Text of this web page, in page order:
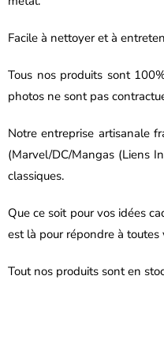
métal.
Facile à nettoyer et à
Tous nos produits sont
photos ne sont pas
Notre entreprise artisanale
(Marvel/DC/Mangas (Liens
classiques.
Que ce soit pour vos idées
est là pour répondre à
Tout nos produits sont en